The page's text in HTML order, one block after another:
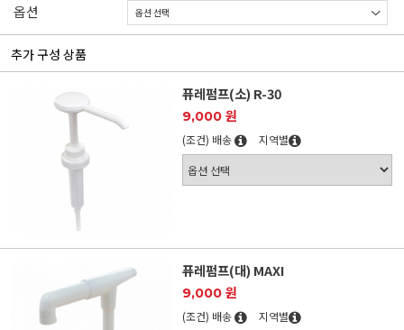
옵션
추가 구성 상품
퓨레펌프(소) R-30
9,000 원
(조건) 배송 지역별
퓨레펌프(대) MAXI
9,000 원
(조건) 배송 지역별